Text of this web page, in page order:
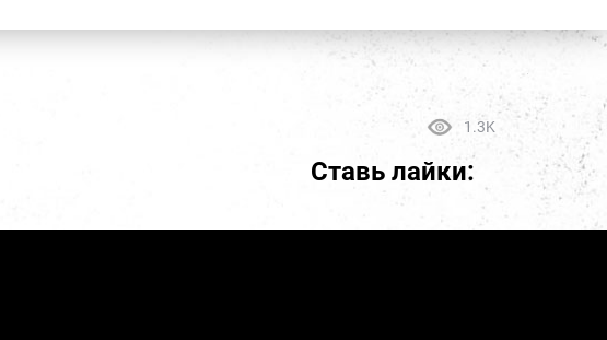
1.3K
Ставь лайки: